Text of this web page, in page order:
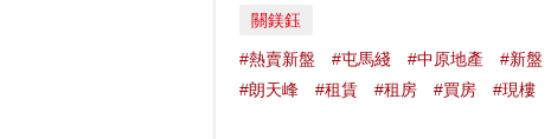
關鎂鈺
#熱賣新盤 #屯馬綫 #中原地產 #新盤
#朗天峰
#租賃 #租房 #買房 #現樓